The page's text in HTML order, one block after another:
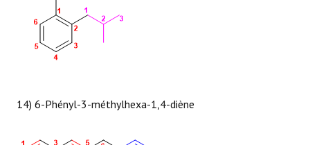
14) 6-Phényl-3-méthylhexa-1,4-diène